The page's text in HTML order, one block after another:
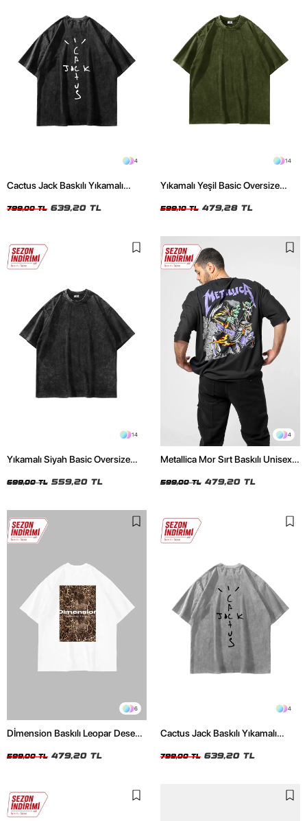
4
Cactus Jack Baskılı Yıkamalı
799,00 TL 639,20 TL
14
Yıkamalı Yeşil Basic Oversize
599,10 TL 479,28 TL
14
Yıkamalı Siyah Basic Oversize
699,00 TL 559,20 TL
4
Metallica Mor Sırt Baskılı Unisex
599,00 TL 479,20 TL
6
Dİmension Baskılı Leopar Desenli
Tshirt
599,00 TL 479,20 TL
4
Cactus Jack Baskılı Yıkamalı
799,00 TL 639,20 TL